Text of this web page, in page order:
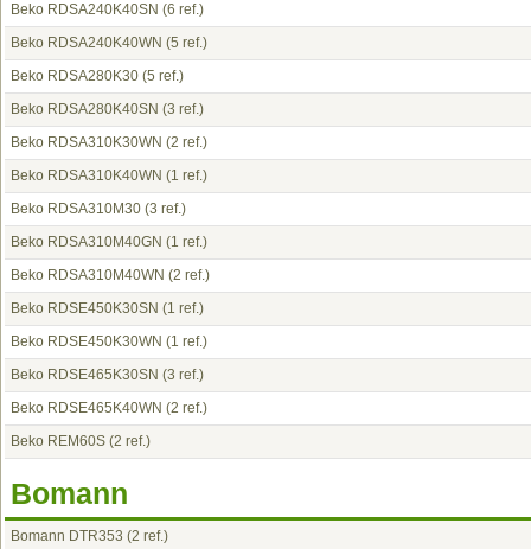
Beko RDSA240K40SN (6 ref.)
Beko RDSA240K40WN (5 ref.)
Beko RDSA280K30 (5 ref.)
Beko RDSA280K40SN (3 ref.)
Beko RDSA310K30WN (2 ref.)
Beko RDSA310K40WN (1 ref.)
Beko RDSA310M30 (3 ref.)
Beko RDSA310M40GN (1 ref.)
Beko RDSA310M40WN (2 ref.)
Beko RDSE450K30SN (1 ref.)
Beko RDSE450K30WN (1 ref.)
Beko RDSE465K30SN (3 ref.)
Beko RDSE465K40WN (2 ref.)
Beko REM60S (2 ref.)
Bomann
Bomann DTR353 (2 ref.)